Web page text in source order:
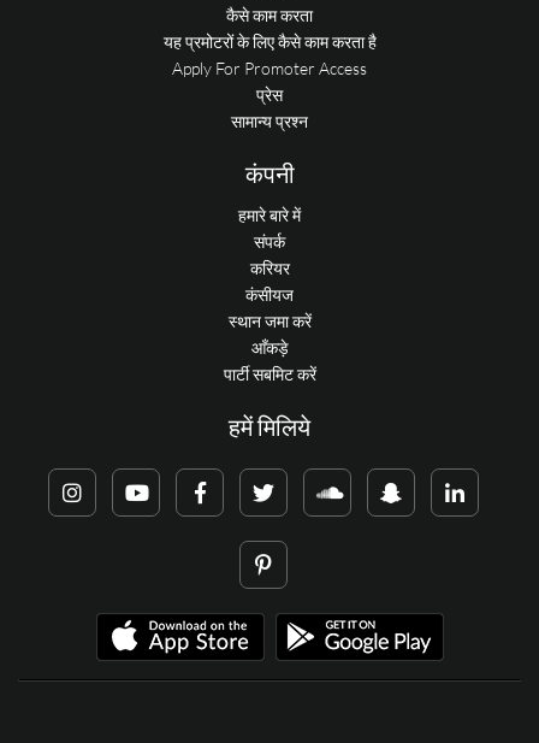
कैसे काम करता
यह प्रमोटरों के लिए कैसे काम करता है
Apply For Promoter Access
प्रेस
सामान्य प्रश्न
कंपनी
हमारे बारे में
संपर्क
करियर
कंसीयज
स्थान जमा करें
आँकड़े
पार्टी सबमिट करें
हमें मिलिये